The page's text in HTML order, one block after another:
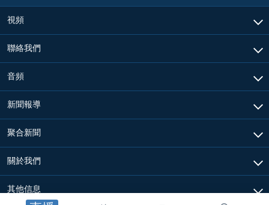
視頻
聯絡我們
音頻
新聞報導
聚合新聞
關於我們
其他信息